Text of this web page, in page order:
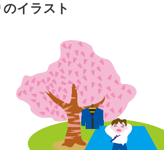
イラスト